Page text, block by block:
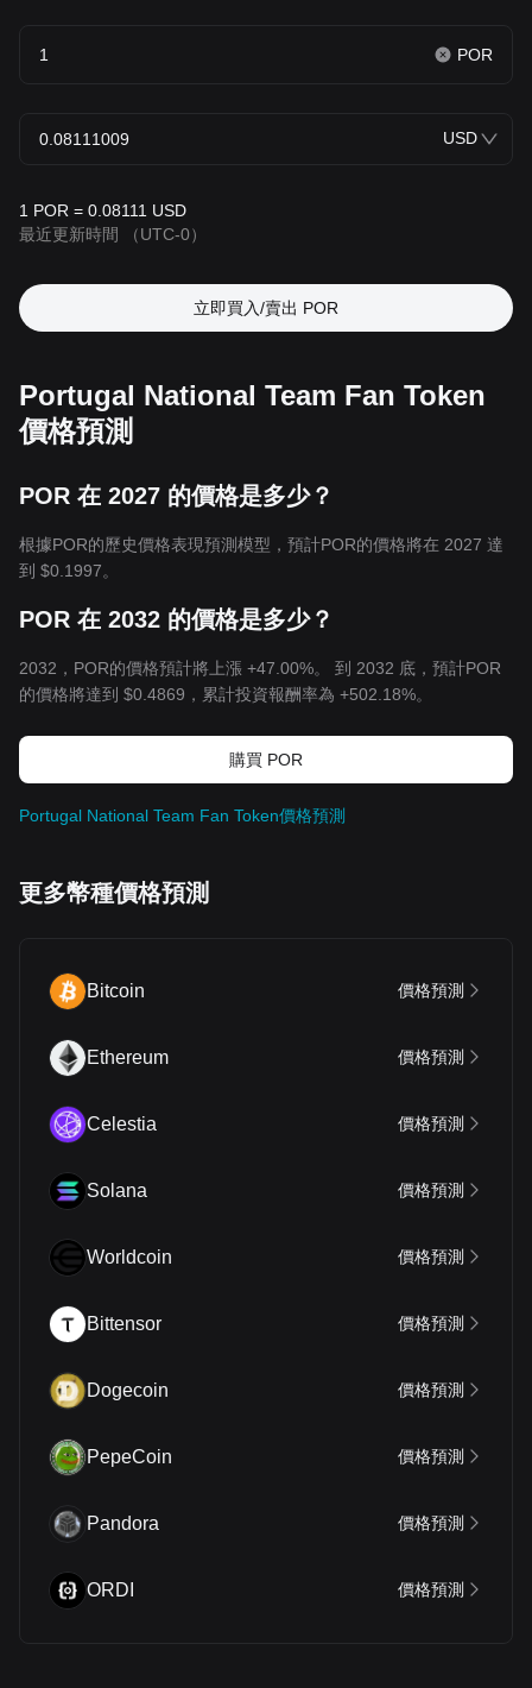
POR
USD
1 POR = 0.08111 USD
最近更新時間
（UTC-0）
立即買入/賣出 POR
Portugal National Team Fan Token
價格預測
POR 在 2027 的價格是多少？
根據POR的歷史價格表現預測模型，預計POR的價格將在 2027 達
到 $0.1997。
POR 在 2032 的價格是多少？
2032，POR的價格預計將上漲 +47.00%。 到 2032 底，預計POR
的價格將達到 $0.4869 ，累計投資報酬率為 +502.18%。
購買 POR
Portugal National Team Fan Token價格預測
更多幣種價格預測
Bitcoin 價格預測
Ethereum 價格預測
Celestia 價格預測
Solana 價格預測
Worldcoin 價格預測
Bittensor 價格預測
Dogecoin 價格預測
PepeCoin 價格預測
Pandora 價格預測
ORDI 價格預測